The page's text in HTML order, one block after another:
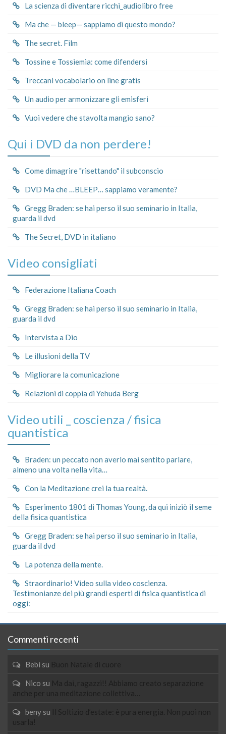
La scienza di diventare ricchi_audiolibro free
Ma che — bleep— sappiamo di questo mondo?
The secret. Film
Tossine e Tossiemia: come difendersi
Treccani vocabolario on line gratis
Un audio per armonizzare gli emisferi
Vuoi vedere che stavolta mangio sano?
Qui i DVD da non perdere!
Come dimagrire "risettando" il subconscio
DVD Ma che …BLEEP… sappiamo veramente?
Gregg Braden: se hai perso il suo seminario in Italia,
guarda il dvd
The Secret, DVD in italiano
Video consigliati
Federazione Italiana Coach
Gregg Braden: se hai perso il suo seminario in Italia,
guarda il dvd
Intervista a Dio
Le illusioni della TV
Migliorare la comunicazione
Relazioni di coppia di Yehuda Berg
Video utili _ coscienza / fisica
quantistica
Braden: un peccato non averlo mai sentito parlare,
almeno una volta nella vita…
Con la Meditazione crei la tua realtà.
Esperimento 1801 di Thomas Young, da qui iniziò il seme
della fisica quantistica
Gregg Braden: se hai perso il suo seminario in Italia,
guarda il dvd
La potenza della mente.
Straordinario! Video sulla video coscienza.
Testimonianze dei più grandi esperti di fisica quantistica di
oggi:
Commenti recenti
Bebi su Buon Natale di cuore
Nico su
Ma dai, ragazzi!! Abbiamo creato separazione
anche per una meditazione collettiva…
beny su
Il Soltizio d’estate: è pura energia. Non puoi non
usarla!